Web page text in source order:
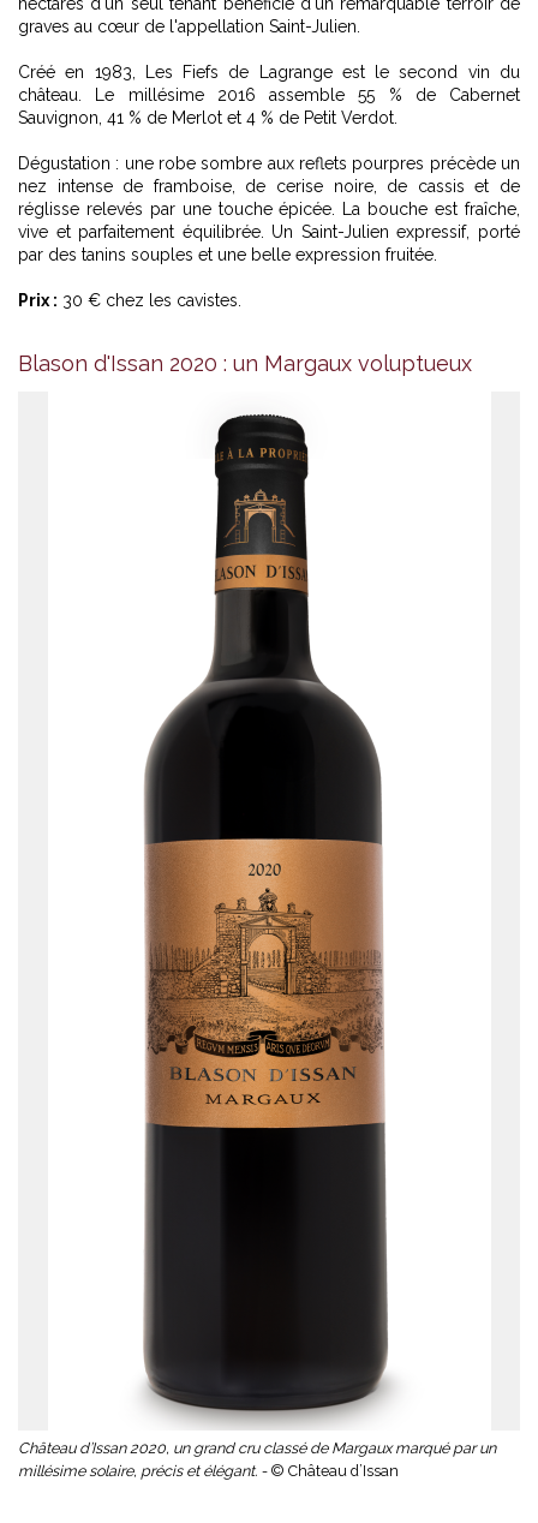
graves au cœur de l'appellation Saint-Julien.
Créé en 1983, Les Fiefs de Lagrange est le second vin du
château. Le millésime 2016 assemble 55 % de Cabernet
Sauvignon, 41 % de Merlot et 4 % de Petit Verdot.
Dégustation : une robe sombre aux reflets pourpres précède un
nez intense de framboise, de cerise noire, de cassis et de
réglisse relevés par une touche épicée. La bouche est fraîche,
vive et parfaitement équilibrée. Un Saint-Julien expressif, porté
par des tanins souples et une belle expression fruitée.
Prix : 30 € chez les cavistes.
Blason d'Issan 2020 : un Margaux voluptueux
Château d’Issan 2020, un grand cru classé de Margaux marqué par un
millésime solaire, précis et élégant. - © Château d’Issan